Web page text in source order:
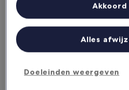
Bespaar nog
Krijg kortingen op
Doeleinden weergeven
Alles
Akkoord